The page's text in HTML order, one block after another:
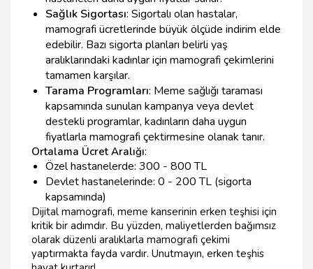
Sağlık Sigortası: Sigortalı olan hastalar,
mamografi ücretlerinde büyük ölçüde indirim elde
edebilir. Bazı sigorta planları belirli yaş
aralıklarındaki kadınlar için mamografi çekimlerini
tamamen karşılar.
Tarama Programları: Meme sağlığı taraması
kapsamında sunulan kampanya veya devlet
destekli programlar, kadınların daha uygun
fiyatlarla mamografi çektirmesine olanak tanır.
Ortalama Ücret Aralığı:
Özel hastanelerde: 300 - 800 TL
Devlet hastanelerinde: 0 - 200 TL (sigorta
kapsamında)
Dijital mamografi, meme kanserinin erken teşhisi için
kritik bir adımdır. Bu yüzden, maliyetlerden bağımsız
olarak düzenli aralıklarla mamografi çekimi
yaptırmakta fayda vardır. Unutmayın, erken teşhis